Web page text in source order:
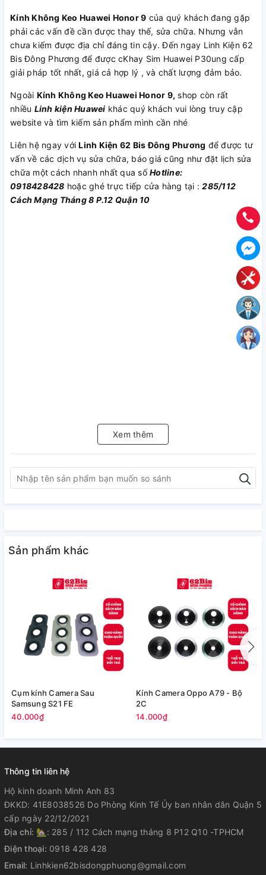
Kính Không Keo Huawei Honor 9 của quý khách đang gặp
phải các vấn đề cần được thay thế, sửa chữa. Nhưng vẫn
chưa kiếm được địa chỉ đáng tin cậy. Đến ngay Linh Kiện 62
Bis Đông Phương để được cKhay Sim Huawei P30ung cấp
giải pháp tốt nhất, giá cả hợp lý , và chất lượng đảm bảo.
Ngoài Kính Không Keo Huawei Honor 9, shop còn rất
nhiều Linh kiện Huawei khác quý khách vui lòng truy cập
website và tìm kiếm sản phẩm mình cần nhé
Liên hệ ngay vớiLinh Kiện 62 Bis Đông Phương để được tư
vấn về các dịch vụ sửa chữa, báo giá cũng như đặt lịch sửa
chữa một cách nhanh nhất qua sốHotline:
0918428428 hoặc ghé trực tiếp cửa hàng tại :285/112
Cách Mạng Tháng 8 P.12 Quận 10
Xem thêm
Sản phẩm khác
Cụm kính Camera Sau
Samsung S21 FE
40.000₫
Kính Camera Oppo A79 - Bộ
2C
14.000₫
Thông tin liên hệ
Hộ kinh doanh Minh Anh 83
ĐKKD: 41E8038526 Do Phòng Kinh Tế Ủy ban nhân dân Quận 5
cấp ngày 22/12/2021
Địa chỉ: 🏡: 285 / 112 Cách mạng tháng 8 P12 Q10 -TPHCM
Điện thoại: 0918 428 428
Email: Linhkien62bisdongphuong@gmail.com